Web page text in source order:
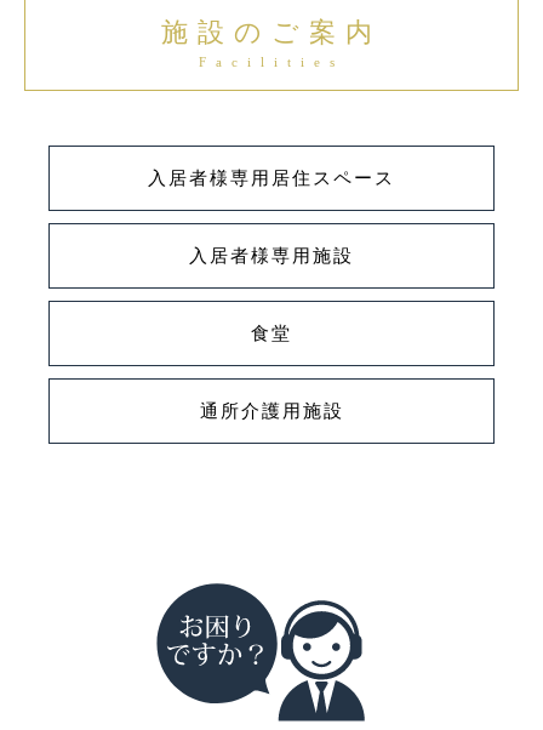
施設のご案内
Facilities
入居者様専用 居住スペース
入居者様専用 施設
食堂
通所介護用 施設